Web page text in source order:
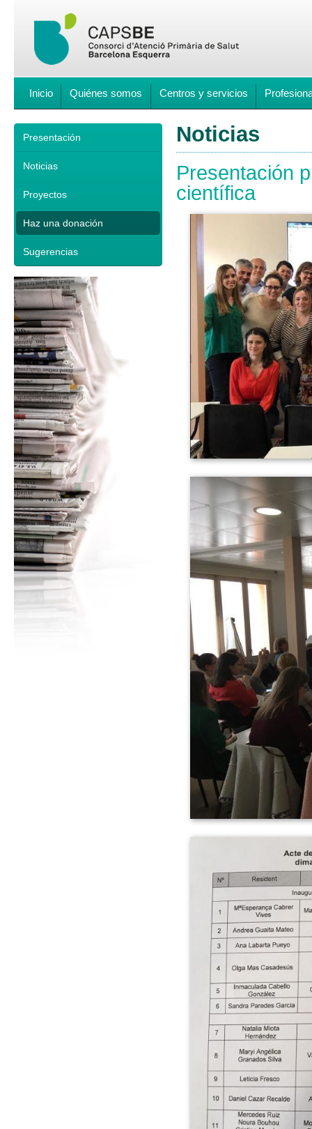
Inicio Quiénes somos Centros y servicios
Presentación
Noticias
Proyectos
Haz una donación
Sugerencias
Noticias
Presentación
científica